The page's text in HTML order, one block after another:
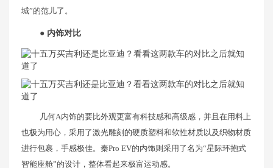
城”的范儿了。
● 内饰对比
几何A内饰的要比外观更富有科技感和高级感，并且在用料上
也极为用心，采用了激光雕刻的硬质塑料和软性材质以及织物材质
进行包裹，手感极佳。秦Pro EV的内饰则采用了名为“星际环抱式
智能座舱”的设计，整体看起来极富运动感。